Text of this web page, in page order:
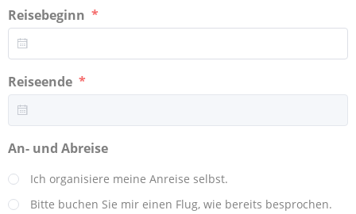
Reisebeginn
Reiseende
An- und Abreise
Ich organisiere meine Anreise selbst.
Bitte buchen Sie mir einen Flug, wie bereits besprochen.